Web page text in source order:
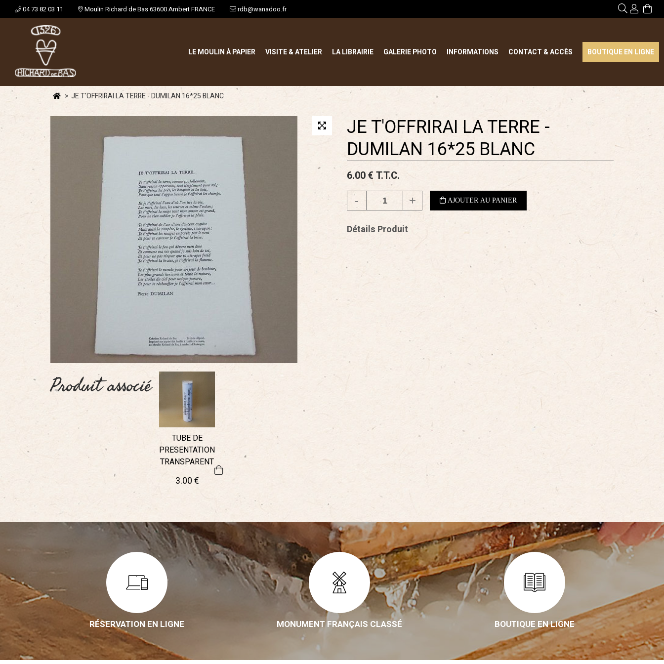
LE MOULIN À PAPIER VISITE & ATELIER LA LIBRAIRIE GALERIE PHOTO INFORMATIONS CONTACT & ACCÈS BOUTIQUE EN LIGNE
JE T'OFFRIRAI LA TERRE - DUMILAN 16*25 BLANC
JE T'OFFRIRAI LA TERRE -
DUMILAN 16*25 BLANC
6.00€ T.T.C.
Détails Produit
Produit associé
TUBE DE
PRESENTATION
TRANSPARENT
3.00€
04 73 82 03 11 Moulin Richard de Bas 63600 Ambert FRANCE rdb@wanadoo.fr
RÉSERVATION EN LIGNE MONUMENT FRANÇAIS CLASSÉ BOUTIQUE EN LIGNE